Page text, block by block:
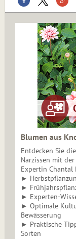
Blumen aus
Entdecken Sie
Narzissen mit
Expertin Chantal
►
►
► Experten-
► Optimale
Bewässerung
► Praktische
Sorten